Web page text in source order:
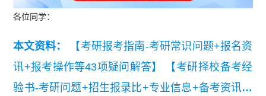
各位同学：
本文资料：
【考研报考指南-考研常识问题+报名资
讯+报考操作等43项疑问解答】
【考研择校备考经
验书-考研问题+招生报录比+专业信息+备考资讯等